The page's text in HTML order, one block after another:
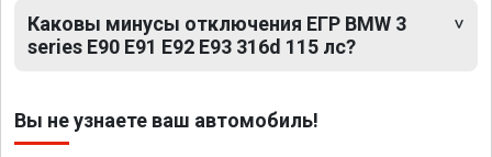
Каковы минусы отключения ЕГР BMW 3
series E90 E91 E92 E93 316d 115 лс?
Вы не узнаете ваш автомобиль!